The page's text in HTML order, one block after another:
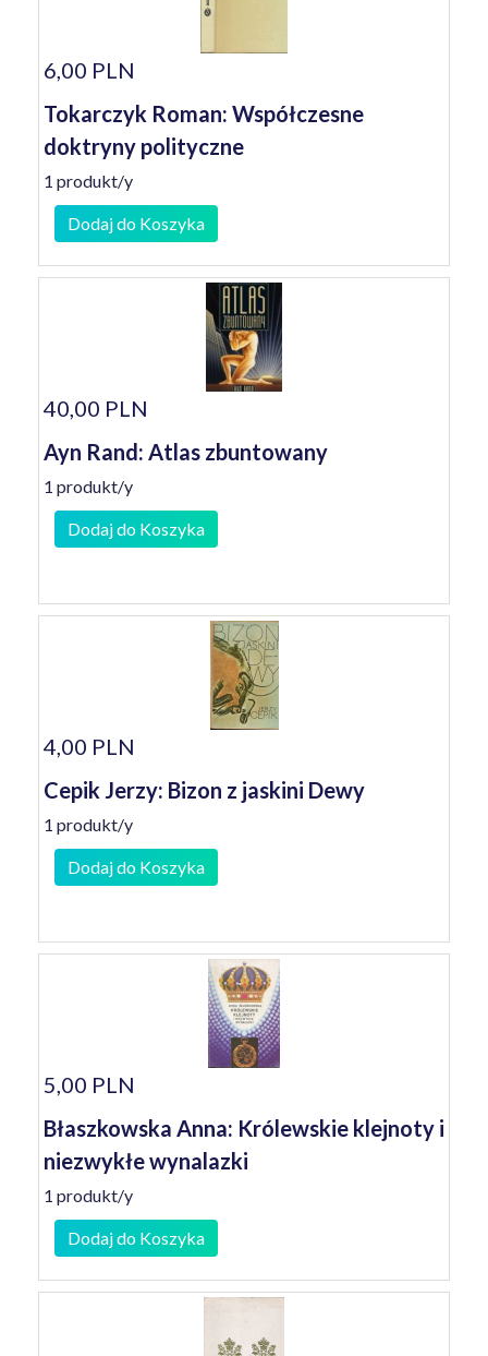
6,00 PLN
Tokarczyk Roman: Współczesne
doktryny polityczne
1 produkt/y
Dodaj do Koszyka
40,00 PLN
Ayn Rand: Atlas zbuntowany
1 produkt/y
Dodaj do Koszyka
4,00 PLN
Cepik Jerzy: Bizon z jaskini Dewy
1 produkt/y
Dodaj do Koszyka
5,00 PLN
Błaszkowska Anna: Królewskie klejnoty i
niezwykłe wynalazki
1 produkt/y
Dodaj do Koszyka